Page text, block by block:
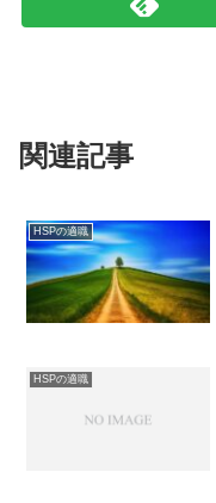
関連記事
HSPの適職
HSPの適職